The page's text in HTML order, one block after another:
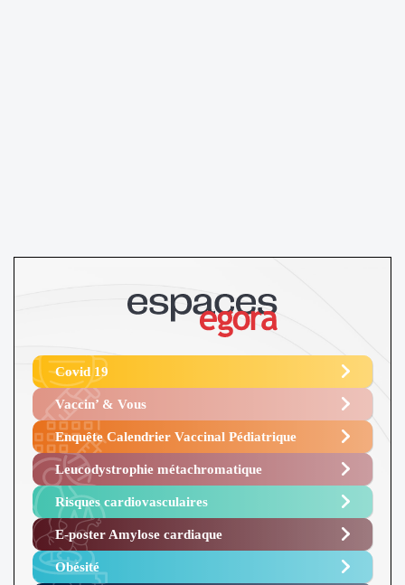
Covid 19
Vaccin’ & Vous
Enquête Calendrier Vaccinal Pédiatrique
Leucodystrophie métachromatique
Risques cardiovasculaires
E-poster Amylose cardiaque ​
Obésité ​